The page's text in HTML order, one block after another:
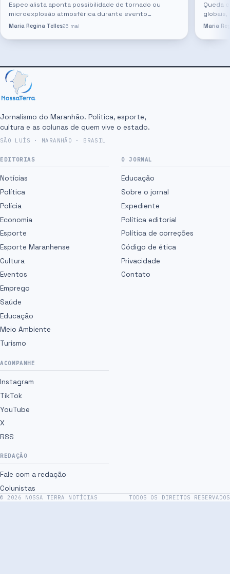
Especialista aponta possibilidade de tornado ou
microexplosão atmosférica durante evento
registrado em São Luís e São José de Ribamar O forte
Maria Regina Telles26 mai
Queda
Maria
Jornalismo do Maranhão. Política, esporte,
cultura e as colunas de quem vive o estado.
SÃO LUÍS · MARANHÃO · BRASIL
EDITORIAS
Notícias
Política
Polícia
Economia
Esporte
Esporte Maranhense
Cultura
Eventos
Emprego
Saúde
Educação
Meio Ambiente
Turismo
O JORNAL
Educação
Sobre o jornal
Expediente
Política editorial
Política de correções
Código de ética
Privacidade
Contato
ACOMPANHE
Instagram
TikTok
YouTube
X
RSS
REDAÇÃO
Fale com a redação
Colunistas
©2026 NOSSA TERRA NOTÍCIAS TODOS OS DIREITOS RESERVADOS